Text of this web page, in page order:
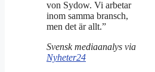
von Sydow. Vi arbetar
inom samma bransch,
men det är allt.”
Svensk mediaanalys via
Nyheter24